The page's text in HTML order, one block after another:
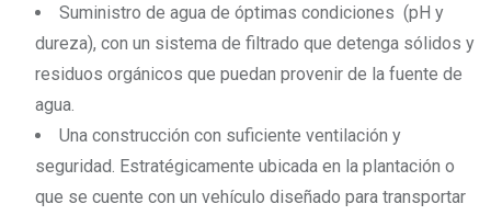
Suministro de agua de óptimas condiciones (pH y
dureza), con un sistema de filtrado que detenga sólidos y
residuos orgánicos que puedan provenir de la fuente de
agua.
Una construcción con suficiente ventilación y
seguridad. Estratégicamente ubicada en la plantación o
que se cuente con un vehículo diseñado para transportar